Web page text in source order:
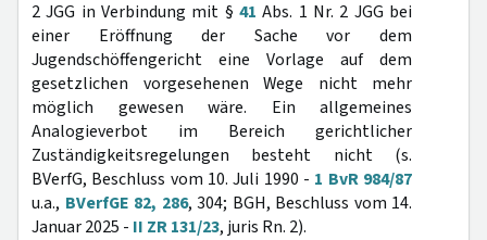
2 JGG in Verbindung mit § 41 Abs. 1 Nr. 2 JGG bei
einer Eröffnung der Sache vor dem
Jugendschöffengericht eine Vorlage auf dem
gesetzlichen vorgesehenen Wege nicht mehr
möglich gewesen wäre. Ein allgemeines
Analogieverbot im Bereich gerichtlicher
Zuständigkeitsregelungen besteht nicht (s.
BVerfG, Beschluss vom 10. Juli 1990 - 1 BvR 984/87
u.a., BVerfGE 82, 286, 304; BGH, Beschluss vom 14.
Januar 2025 - II ZR 131/23, juris Rn. 2).